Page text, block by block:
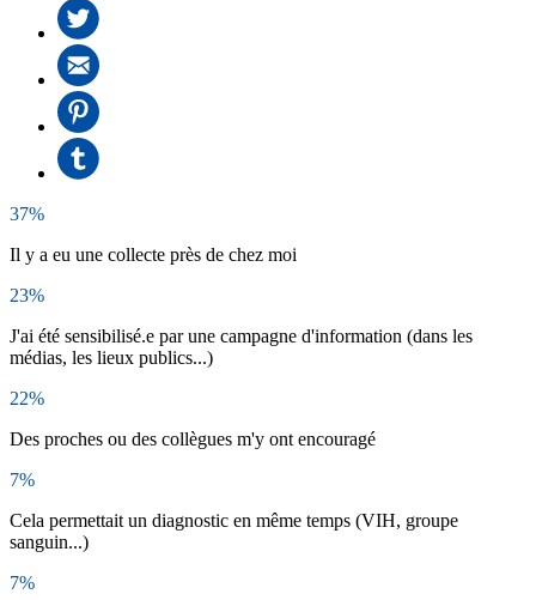
37%
Il y a eu une collecte près de chez moi
23%
J'ai été sensibilisé.e par une campagne d'information (dans les
médias, les lieux publics...)
22%
Des proches ou des collègues m'y ont encouragé
7%
Cela permettait un diagnostic en même temps (VIH, groupe
sanguin...)
7%